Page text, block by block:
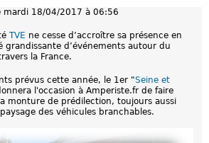
mardi 18/04/2017 à 06:56
TVE ne cesse d’accroître sa présence en
grandissante d’événements autour du
la France.
prévus cette année, le 1er "Seine et
l'occasion à Amperiste.fr de faire
monture de prédilection, toujours aussi
des véhicules branchables.